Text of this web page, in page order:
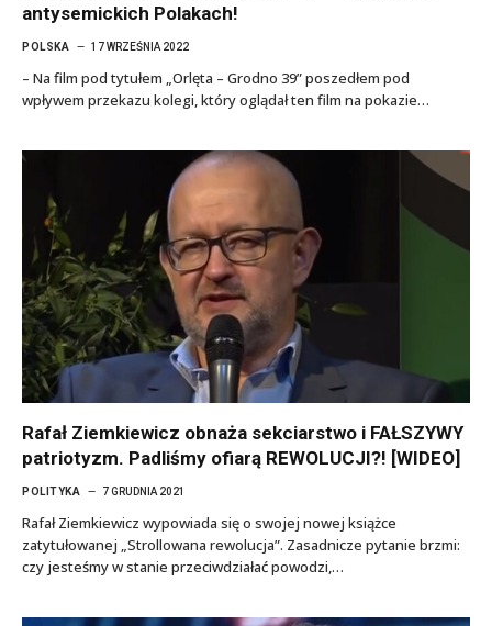
antysemickich Polakach!
POLSKA 17 WRZEŚNIA 2022
– Na film pod tytułem „Orlęta – Grodno 39” poszedłem pod
wpływem przekazu kolegi, który oglądał ten film na pokazie…
Rafał Ziemkiewicz obnaża sekciarstwo i FAŁSZYWY
patriotyzm. Padliśmy ofiarą REWOLUCJI?! [WIDEO]
POLITYKA 7 GRUDNIA 2021
Rafał Ziemkiewicz wypowiada się o swojej nowej książce
zatytułowanej „Strollowana rewolucja”. Zasadnicze pytanie brzmi:
czy jesteśmy w stanie przeciwdziałać powodzi,…